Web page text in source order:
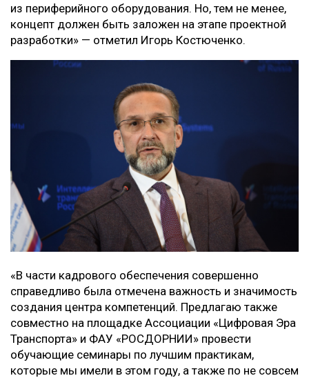
из периферийного оборудования. Но, тем не менее,
концепт должен быть заложен на этапе проектной
разработки» — отметил Игорь Костюченко.
«В части кадрового обеспечения совершенно
справедливо была отмечена важность и значимость
создания центра компетенций. Предлагаю также
совместно на площадке Ассоциации «Цифровая Эра
Транспорта» и ФАУ «РОСДОРНИИ» провести
обучающие семинары по лучшим практикам,
которые мы имели в этом году, а также по не совсем